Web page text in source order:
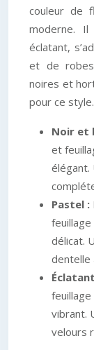
couleur de
moderne.
éclatant,
et de robes
noires et
pour ce style.
Noir et
et
élégant.
Pastel :
délicat.
dentelle
vibrant.
velours